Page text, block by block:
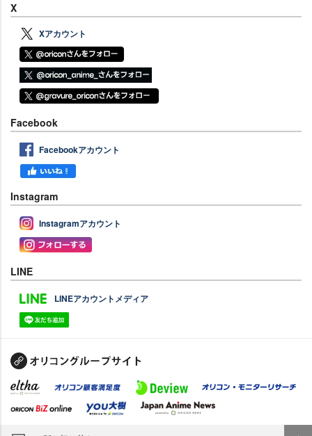
X
Xアカウント
Facebook
Facebookアカウント
Instagram
Instagramアカウント
LINE
LINEアカウントメディア